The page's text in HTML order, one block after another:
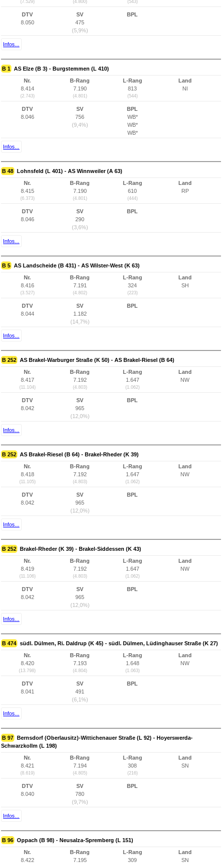
(7.529) (4.800) (543)
DTV
8.050
SV
475
(5,9%)
BPL
Infos...
B 1 AS Elze (B 3) - Burgstemmen (L 410)
Nr.
8.414
(2.743)
B-Rang
7.190
(4.801)
L-Rang
813
(544)
Land
NI
DTV
8.046
SV
756
(9,4%)
BPL
WB*
WB*
WB*
Infos...
B 48 Lohnsfeld (L 401) - AS Winnweiler (A 63)
Nr.
8.415
(6.373)
B-Rang
7.190
(4.801)
L-Rang
610
(444)
Land
RP
DTV
8.046
SV
290
(3,6%)
BPL
Infos...
B 5 AS Landscheide (B 431) - AS Wilster-West (K 63)
Nr.
8.416
(3.527)
B-Rang
7.191
(4.802)
L-Rang
324
(223)
Land
SH
DTV
8.044
SV
1.182
(14,7%)
BPL
Infos...
B 252 AS Brakel-Warburger Straße (K 50) - AS Brakel-Riesel (B 64)
Nr.
8.417
(11.104)
B-Rang
7.192
(4.803)
L-Rang
1.647
(1.062)
Land
NW
DTV
8.042
SV
965
(12,0%)
BPL
Infos...
B 252 AS Brakel-Riesel (B 64) - Brakel-Rheder (K 39)
Nr.
8.418
(11.105)
B-Rang
7.192
(4.803)
L-Rang
1.647
(1.062)
Land
NW
DTV
8.042
SV
965
(12,0%)
BPL
Infos...
B 252 Brakel-Rheder (K 39) - Brakel-Siddessen (K 43)
Nr.
8.419
(11.106)
B-Rang
7.192
(4.803)
L-Rang
1.647
(1.062)
Land
NW
DTV
8.042
SV
965
(12,0%)
BPL
Infos...
B 474 südl. Dülmen, Ri. Daldrup (K 45) - südl. Dülmen, Lüdinghauser Straße (K 27)
Nr.
8.420
(13.798)
B-Rang
7.193
(4.804)
L-Rang
1.648
(1.063)
Land
NW
DTV
8.041
SV
491
(6,1%)
BPL
Infos...
B 97 Bernsdorf (Oberlausitz)-Wittichenauer Straße (L 92) - Hoyerswerda-
Schwarzkollm (L 198)
Nr.
8.421
(8.619)
B-Rang
7.194
(4.805)
L-Rang
308
(216)
Land
SN
DTV
8.040
SV
780
(9,7%)
BPL
Infos...
B 96 Oppach (B 98) - Neusalza-Spremberg (L 151)
Nr.
8.422
B-Rang
7.195
L-Rang
309
Land
SN